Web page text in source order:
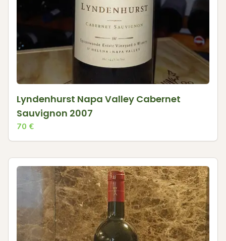
Lyndenhurst Napa Valley Cabernet
Sauvignon 2007
70 €